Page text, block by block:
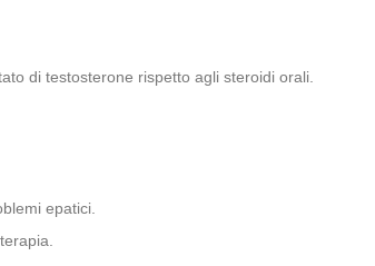
di testosterone rispetto agli steroidi orali.
epatici.